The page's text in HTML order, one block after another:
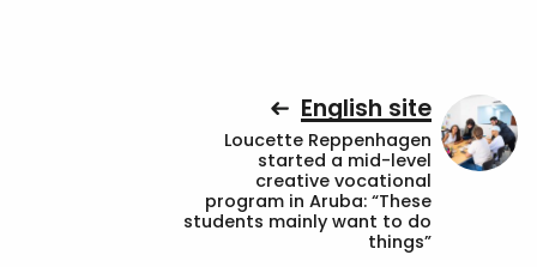
English site
Loucette Reppenhagen
started a mid-level
creative vocational
program in Aruba: “These
students mainly want to do
things”